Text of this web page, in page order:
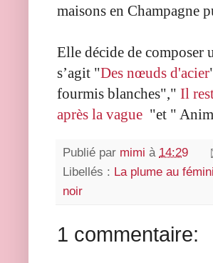
maisons en Champagne
Elle décide de composer
s’agit "Des nœuds d'acier
fourmis blanches"," Il
après la vague "et "
Publié par mimi à 14:29
Libellés : La plume au
noir
1 commentaire: